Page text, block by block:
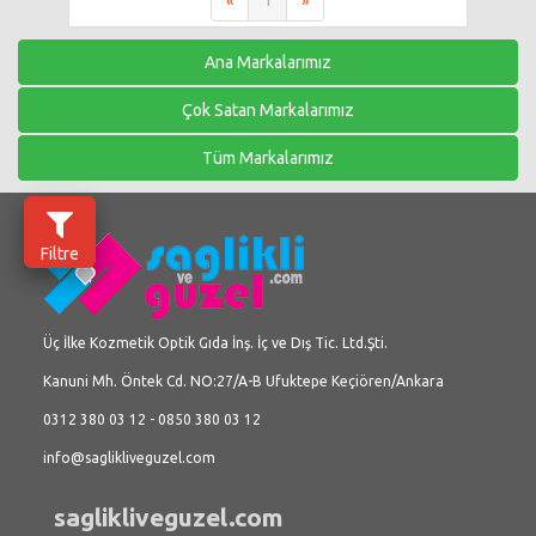
Filtre
Ana Markalarımız
Çok Satan Markalarımız
Tüm Markalarımız
Üç İlke Kozmetik Optik Gıda İnş. İç ve Dış Tic. Ltd.Şti.
Kanuni Mh. Öntek Cd. NO:27/A-B Ufuktepe Keçiören/Ankara
0312 380 03 12 - 0850 380 03 12
info@saglikliveguzel.com
saglikliveguzel.com